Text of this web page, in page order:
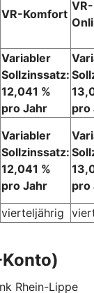
VR-Komfort
VR-
Variabler
Sollzinssatz:
12,041 %
pro Jahr
pro
Variabler
Sollzinssatz:
12,041 %
pro Jahr
pro
vierteljährig
Rhein-Lippe